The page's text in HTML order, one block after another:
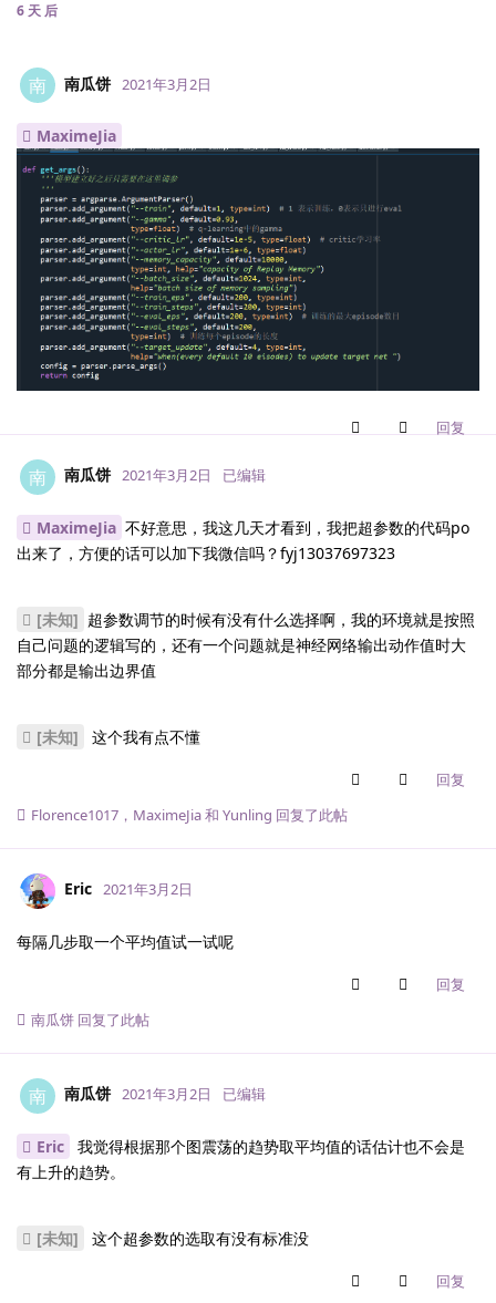
6 天 后
南 南瓜饼 2021年3月2日
MaximeJia
回复
南 南瓜饼 2021年3月2日 已编辑
MaximeJia 不好意思，我这几天才看到，我把超参数的代码po
出来了，方便的话可以加下我微信吗？fyj13037697323
[未知] 超参数调节的时候有没有什么选择啊，我的环境就是按照
自己问题的逻辑写的，还有一个问题就是神经网络输出动作值时大
部分都是输出边界值
[未知] 这个我有点不懂
回复
Florence1017 ， MaximeJia和 Yunling 回复了此帖
Eric 2021年3月2日
每隔几步取一个平均值试一试呢
回复
南瓜饼 回复了此帖
南 南瓜饼 2021年3月2日 已编辑
Eric
我觉得根据那个图震荡的趋势取平均值的话估计也不会是
有上升的趋势。
[未知] 这个超参数的选取有没有标准没
回复